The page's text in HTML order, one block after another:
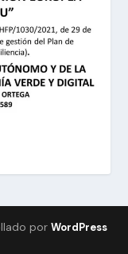
por WordPress